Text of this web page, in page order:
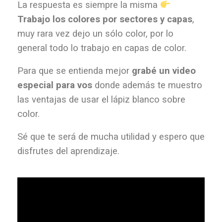
La respuesta es siempre la misma
Trabajo los colores por sectores y capas,
muy rara vez dejo un sólo color, por lo
general todo lo trabajo en capas de color.
Para que se entienda mejor grabé un video
especial para vos donde además te muestro
las ventajas de usar el lápiz blanco sobre
color.
Sé que te será de mucha utilidad y espero que
disfrutes del aprendizaje.